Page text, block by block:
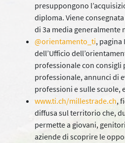
presuppongono
diploma. Viene
di 3a media generalmente
@orientamento_ti, pagina
dell’Ufficio
professionale con consigli
professionale, annunci di
professioni e sulle scuole,
www.ti.ch/millestrade.ch,
diffusa sul territorio che,
permette a giovani,
aziende di scoprire le